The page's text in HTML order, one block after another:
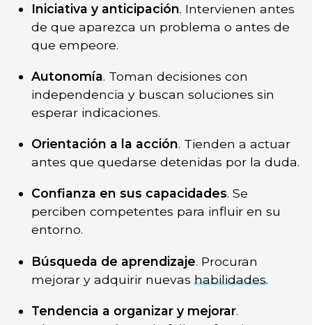
Iniciativa y anticipación. Intervienen antes
de que aparezca un problema o antes de
que empeore.
Autonomía. Toman decisiones con
independencia y buscan soluciones sin
esperar indicaciones.
Orientación a la acción. Tienden a actuar
antes que quedarse detenidas por la duda.
Confianza en sus capacidades. Se
perciben competentes para influir en su
entorno.
Búsqueda de aprendizaje. Procuran
mejorar y adquirir nuevashabilidades.
Tendencia a organizar y mejorar.